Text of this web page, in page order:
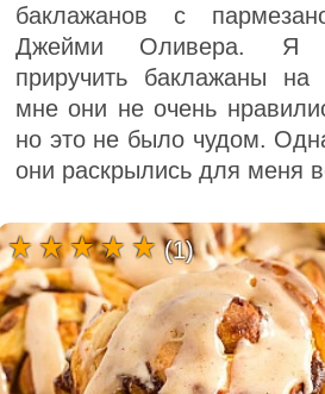
баклажанов с
Джейми Оливера. Я
приручить баклажаны
мне они не очень
но это не было чудом.
они раскрылись для меня
(1)